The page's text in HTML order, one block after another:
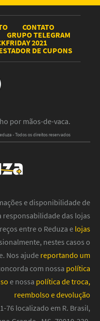
CONTATO
GRUPO TELEGRAM
2021
DE CUPONS
por mãos-de-vaca.
- Todos os direitos reservados
e disponibilidade de
das lojas
entre o Reduza e lojas
nestes casos o
Nos ajude reportando um
com nossa política
e nossa política de troca,
reembolso e devolução
76 localizado em R. Brasil,